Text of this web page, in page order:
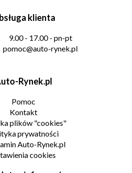
klienta
9.00 - 17.00 - pn-pt
pomoc@auto-rynek.pl
Rynek.pl
Pomoc
Kontakt
plików "cookies"
prywatności
Auto-Rynek.pl
cookies